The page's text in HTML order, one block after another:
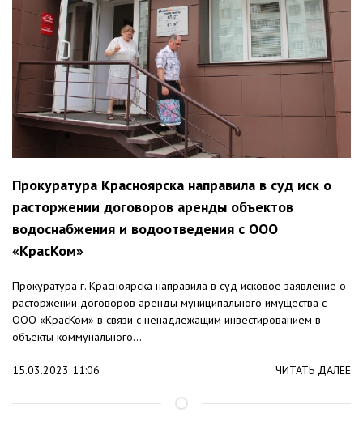
Прокуратура Красноярска направила в суд иск о
расторжении договоров аренды объектов
водоснабжения и водоотведения с ООО
«КрасКом»
Прокуратура г. Красноярска направила в суд исковое заявление о
расторжении договоров аренды муниципального имущества с
ООО «КрасКом» в связи с ненадлежащим инвестированием в
объекты коммунального...
15.03.2023 11:06 ЧИТАТЬ ДАЛЕЕ